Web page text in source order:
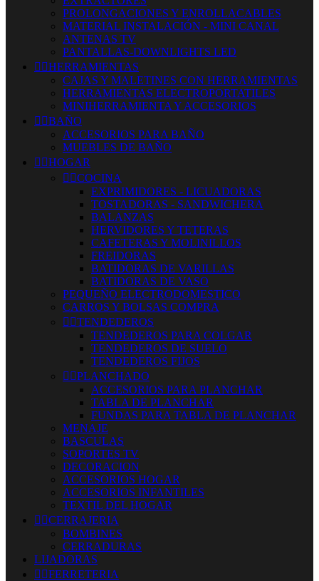
PROLONGACIONES Y ENROLLACABLES
MATERIAL INSTALACIÓN - MINI CANAL
ANTENAS TV
PANTALLAS-DOWNLIGHTS LED
 HERRAMIENTAS
CAJAS Y MALETINES CON HERRAMIENTAS
HERRAMIENTAS ELECTROPORTATILES
MINIHERRAMIENTA Y ACCESORIOS
 BAÑO
ACCESORIOS PARA BAÑO
MUEBLES DE BAÑO
 HOGAR
 COCINA
EXPRIMIDORES - LICUADORAS
TOSTADORAS - SANDWICHERA
BALANZAS
HERVIDORES Y TETERAS
CAFETERAS Y MOLINILLOS
FREIDORAS
BATIDORAS DE VARILLAS
BATIDORAS DE VASO
PEQUEÑO ELECTRODOMESTICO
CARROS Y BOLSAS COMPRA
 TENDEDEROS
TENDEDEROS PARA COLGAR
TENDEDEROS DE SUELO
TENDEDEROS FIJOS
 PLANCHADO
ACCESORIOS PARA PLANCHAR
TABLA DE PLANCHAR
FUNDAS PARA TABLA DE PLANCHAR
MENAJE
BASCULAS
SOPORTES TV
DECORACION
ACCESORIOS HOGAR
ACCESORIOS INFANTILES
TEXTIL DEL HOGAR
 CERRAJERIA
BOMBINES
CERRADURAS
LIJADORAS
 FERRETERIA